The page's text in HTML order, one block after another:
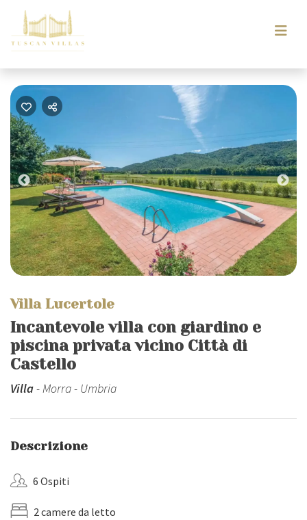
Previous
Villa Lucertole
Incantevole villa con giardino e
piscina privata vicino Città di
Castello
Villa- Morra - Umbria
Descrizione
6 Ospiti
2 camere da letto